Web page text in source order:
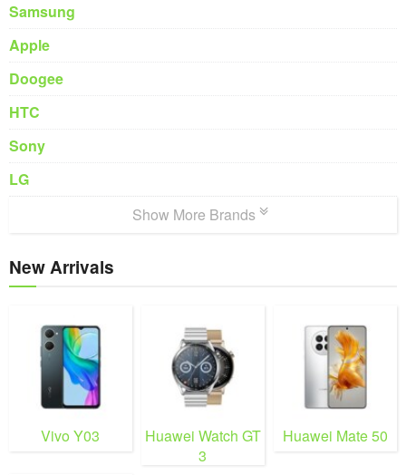
Samsung
Apple
Doogee
HTC
Sony
LG
Show More Brands
New Arrivals
Vivo Y03
Huawei Watch GT
3
Huawei Mate 50